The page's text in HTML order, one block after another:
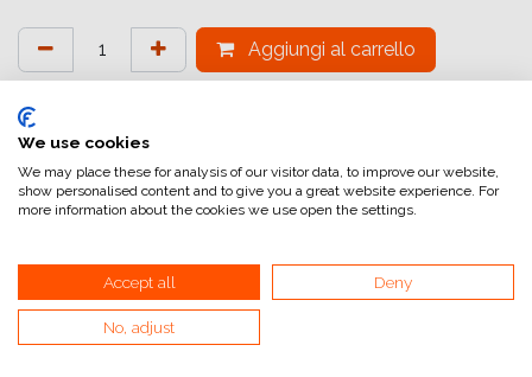
Aggiungi al carrello
attualmente non a magazzino
Riferimento interno:BWHYPOLAV500
We use cookies
We may place these for analysis of our visitor data, to improve our website,
show personalised content and to give you a great website experience. For
more information about the cookies we use open the settings.
Accept all Deny
No, adjust